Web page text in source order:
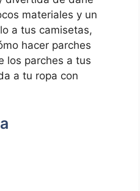
materiales y un
a tus camisetas,
hacer ‌parches
los parches a tus
a tu ropa con